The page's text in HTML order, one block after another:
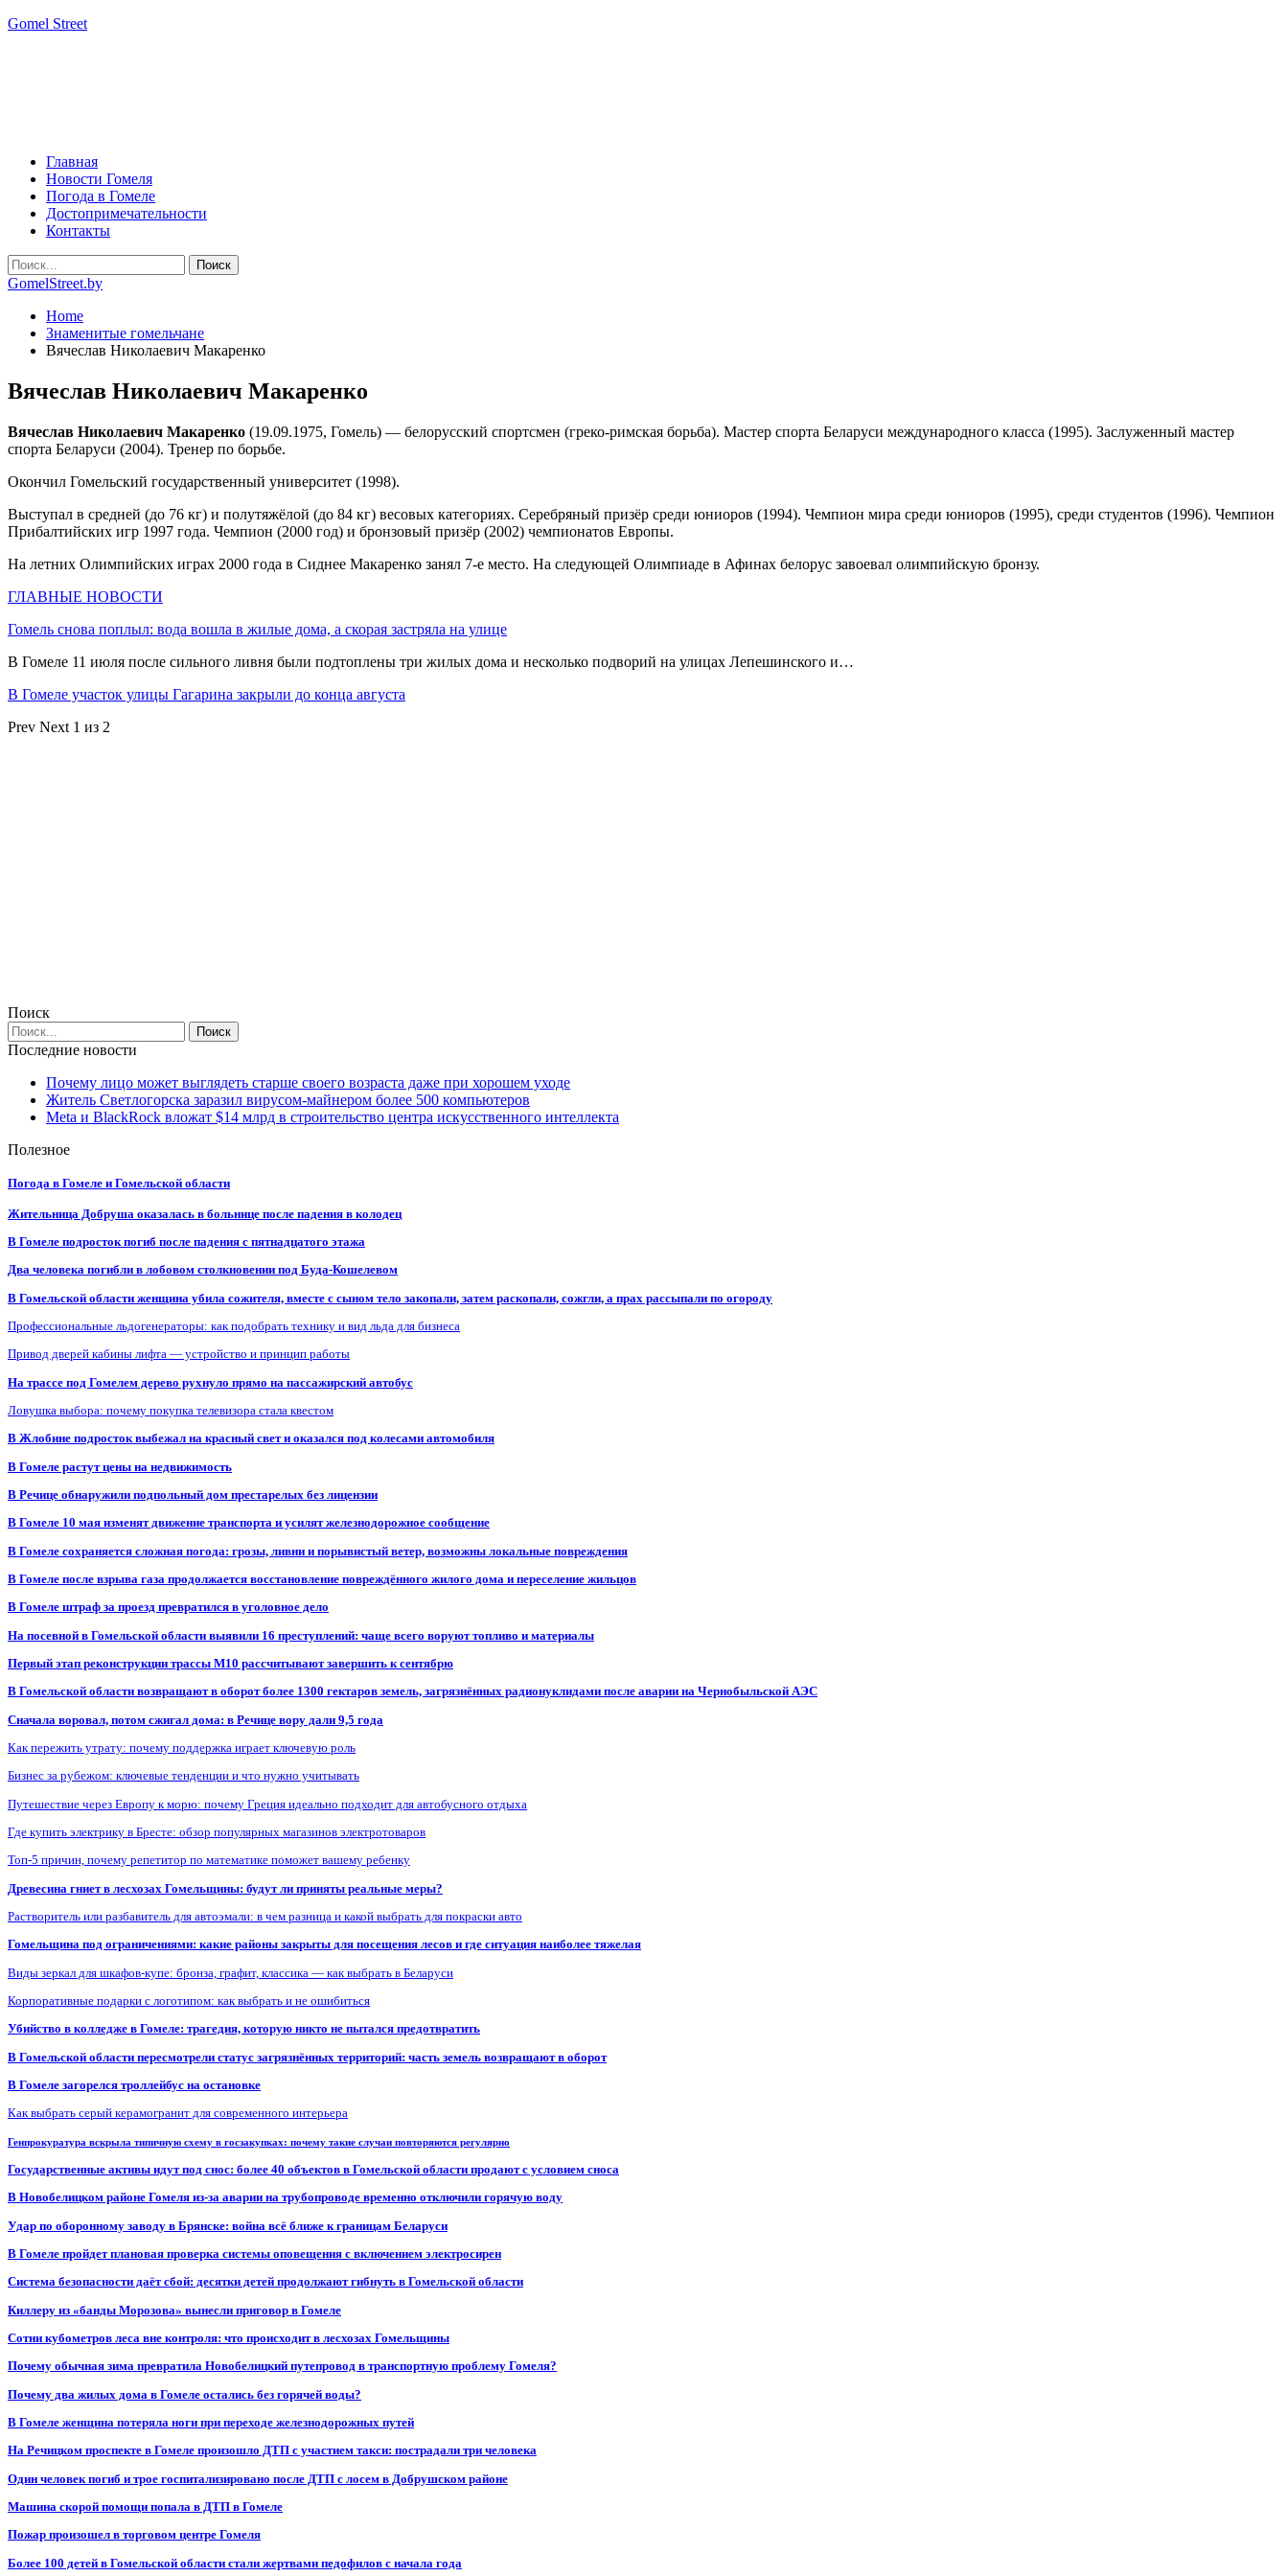
Gomel Street
Главная
Новости Гомеля
Погода в Гомеле
Достопримечательности
Контакты
GomelStreet.by
Home
Знаменитые гомельчане
Вячеслав Николаевич Макаренко
Вячеслав Николаевич Макаренко
Вячеслав Николаевич Макаренко (19.09.1975, Гомель) — белорусский спортсмен (греко-римская борьба). Мастер спорта Беларуси международного класса (1995). Заслуженный мастер
спорта Беларуси (2004). Тренер по борьбе.
Окончил Гомельский государственный университет (1998).
Выступал в средней (до 76 кг) и полутяжёлой (до 84 кг) весовых категориях. Серебряный призёр среди юниоров (1994). Чемпион мира среди юниоров (1995), среди студентов (1996). Чемпион
Прибалтийских игр 1997 года. Чемпион (2000 год) и бронзовый призёр (2002) чемпионатов Европы.
На летних Олимпийских играх 2000 года в Сиднее Макаренко занял 7-е место. На следующей Олимпиаде в Афинах белорус завоевал олимпийскую бронзу.
ГЛАВНЫЕ НОВОСТИ
Гомель снова поплыл: вода вошла в жилые дома, а скорая застряла на улице
В Гомеле 11 июля после сильного ливня были подтоплены три жилых дома и несколько подворий на улицах Лепешинского и…
В Гомеле участок улицы Гагарина закрыли до конца августа
Prev Next 1 из 2
Поиск
Последние новости
Почему лицо может выглядеть старше своего возраста даже при хорошем уходе
Житель Светлогорска заразил вирусом-майнером более 500 компьютеров
Meta и BlackRock вложат $14 млрд в строительство центра искусственного интеллекта
Полезное
Погода в Гомеле и Гомельской области
Жительница Добруша оказалась в больнице после падения в колодец
В Гомеле подросток погиб после падения с пятнадцатого этажа
Два человека погибли в лобовом столкновении под Буда-Кошелевом
В Гомельской области женщина убила сожителя, вместе с сыном тело закопали, затем раскопали, сожгли, а прах рассыпали по огороду
Профессиональные льдогенераторы: как подобрать технику и вид льда для бизнеса
Привод дверей кабины лифта — устройство и принцип работы
На трассе под Гомелем дерево рухнуло прямо на пассажирский автобус
Ловушка выбора: почему покупка телевизора стала квестом
В Жлобине подросток выбежал на красный свет и оказался под колесами автомобиля
В Гомеле растут цены на недвижимость
В Речице обнаружили подпольный дом престарелых без лицензии
В Гомеле 10 мая изменят движение транспорта и усилят железнодорожное сообщение
В Гомеле сохраняется сложная погода: грозы, ливни и порывистый ветер, возможны локальные повреждения
В Гомеле после взрыва газа продолжается восстановление повреждённого жилого дома и переселение жильцов
В Гомеле штраф за проезд превратился в уголовное дело
На посевной в Гомельской области выявили 16 преступлений: чаще всего воруют топливо и материалы
Первый этап реконструкции трассы М10 рассчитывают завершить к сентябрю
В Гомельской области возвращают в оборот более 1300 гектаров земель, загрязнённых радионуклидами после аварии на Чернобыльской АЭС
Сначала воровал, потом сжигал дома: в Речице вору дали 9,5 года
Как пережить утрату: почему поддержка играет ключевую роль
Бизнес за рубежом: ключевые тенденции и что нужно учитывать
Путешествие через Европу к морю: почему Греция идеально подходит для автобусного отдыха
Где купить электрику в Бресте: обзор популярных магазинов электротоваров
Топ-5 причин, почему репетитор по математике поможет вашему ребенку
Древесина гниет в лесхозах Гомельщины: будут ли приняты реальные меры?
Растворитель или разбавитель для автоэмали: в чем разница и какой выбрать для покраски авто
Гомельщина под ограничениями: какие районы закрыты для посещения лесов и где ситуация наиболее тяжелая
Виды зеркал для шкафов-купе: бронза, графит, классика — как выбрать в Беларуси
Корпоративные подарки с логотипом: как выбрать и не ошибиться
Убийство в колледже в Гомеле: трагедия, которую никто не пытался предотвратить
В Гомельской области пересмотрели статус загрязнённых территорий: часть земель возвращают в оборот
В Гомеле загорелся троллейбус на остановке
Как выбрать серый керамогранит для современного интерьера
Генпрокуратура вскрыла типичную схему в госзакупках: почему такие случаи повторяются регулярно
Государственные активы идут под снос: более 40 объектов в Гомельской области продают с условием сноса
В Новобелицком районе Гомеля из-за аварии на трубопроводе временно отключили горячую воду
Удар по оборонному заводу в Брянске: война всё ближе к границам Беларуси
В Гомеле пройдет плановая проверка системы оповещения с включением электросирен
Система безопасности даёт сбой: десятки детей продолжают гибнуть в Гомельской области
Киллеру из «банды Морозова» вынесли приговор в Гомеле
Сотни кубометров леса вне контроля: что происходит в лесхозах Гомельщины
Почему обычная зима превратила Новобелицкий путепровод в транспортную проблему Гомеля?
Почему два жилых дома в Гомеле остались без горячей воды?
В Гомеле женщина потеряла ноги при переходе железнодорожных путей
На Речицком проспекте в Гомеле произошло ДТП с участием такси: пострадали три человека
Один человек погиб и трое госпитализировано после ДТП с лосем в Добрушском районе
Машина скорой помощи попала в ДТП в Гомеле
Пожар произошел в торговом центре Гомеля
Более 100 детей в Гомельской области стали жертвами педофилов с начала года